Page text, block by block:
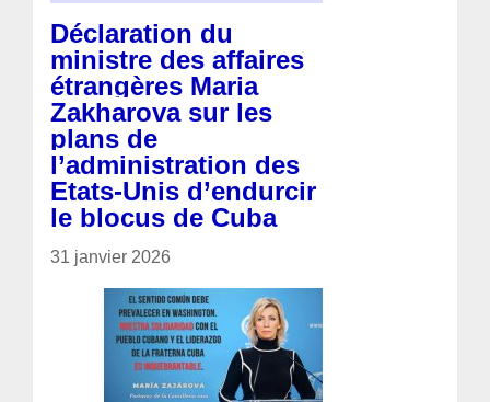
Déclaration du
ministre des affaires
étrangères Maria
Zakharova sur les
plans de
l’administration des
Etats-Unis d’endurcir
le blocus de Cuba
31 janvier 2026